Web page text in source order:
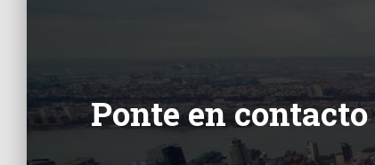
Ponte en contacto